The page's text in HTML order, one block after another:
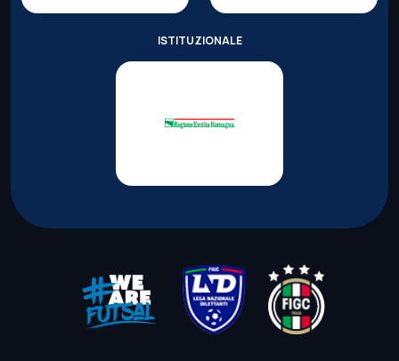
ISTITUZIONALE